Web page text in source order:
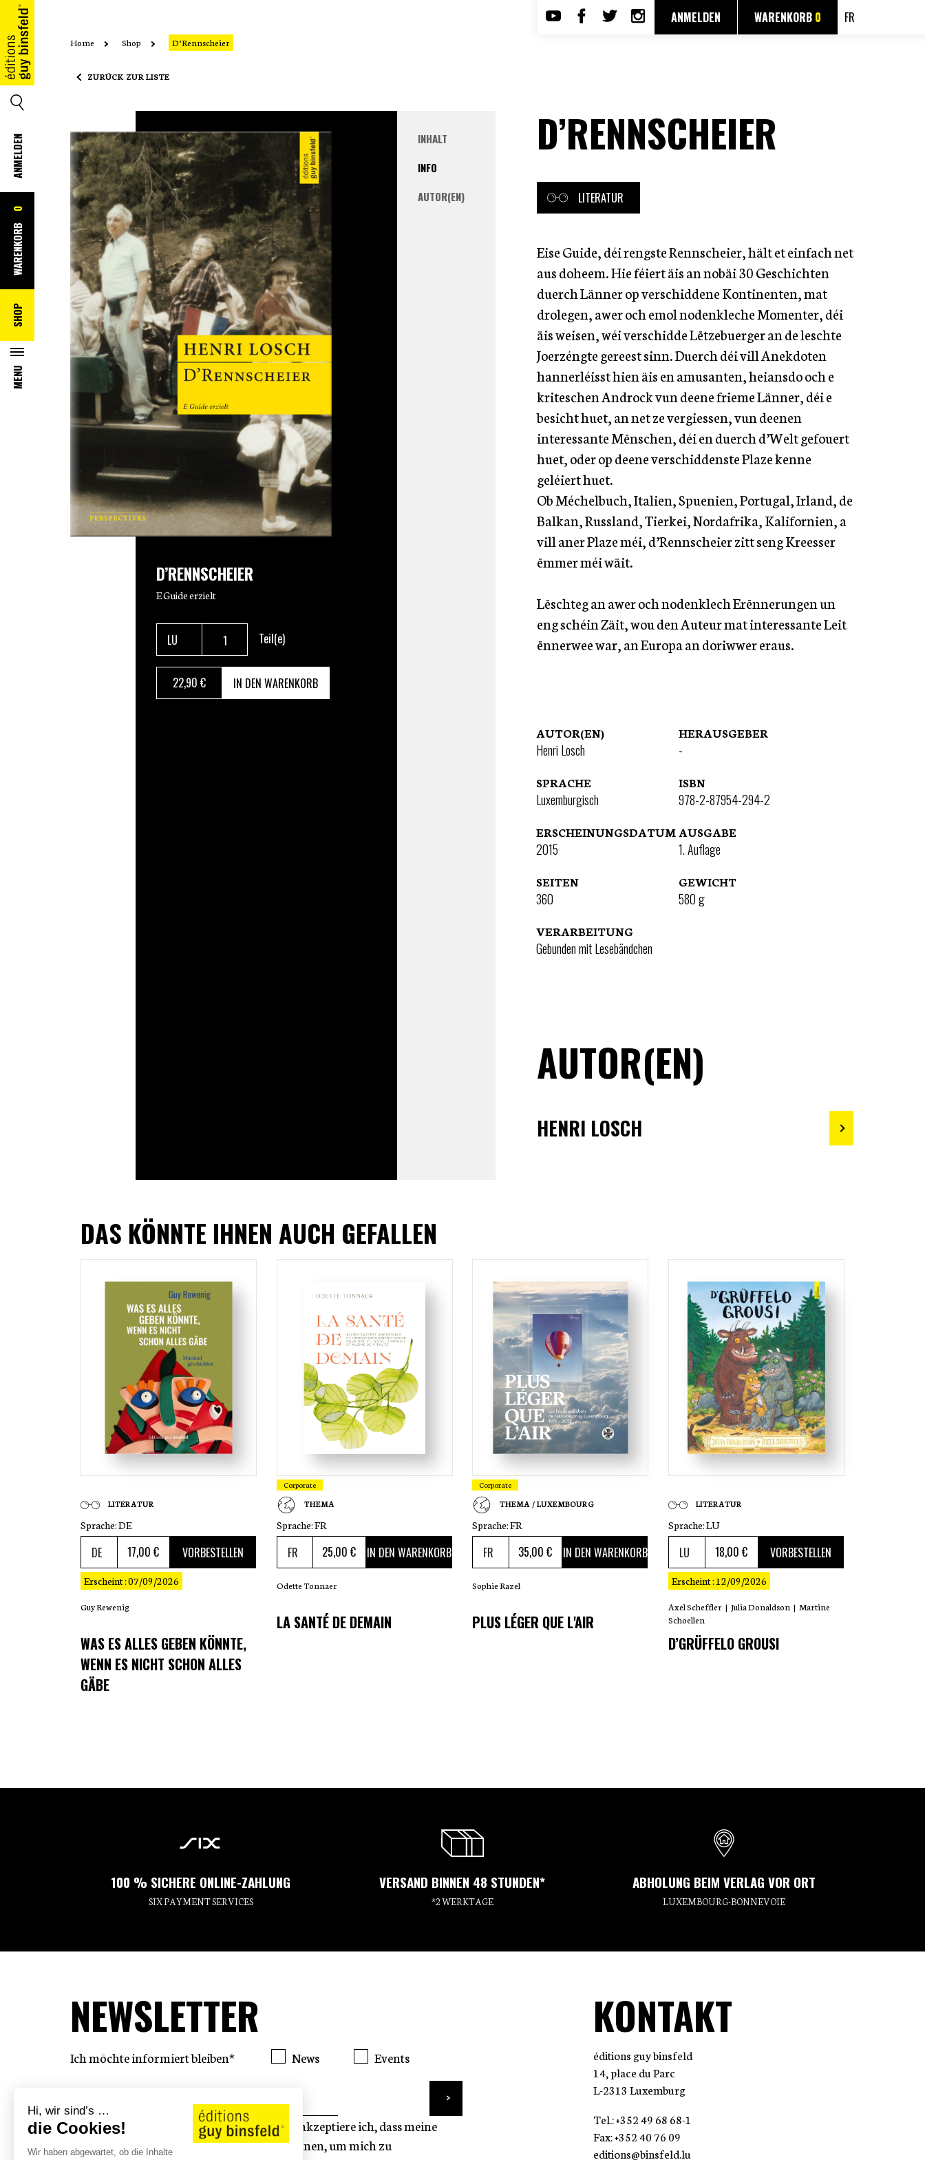
HOME
SUCHE
ANMELDEN
WARENKORB
0
SHOP
MENU
ANMELDEN WARENKORB 0 FR
Home Shop D’Rennscheier
ZURÜCK ZUR LISTE
D’RENNSCHEIER
E Guide erzielt
Teil(e)
22,90 € IN DEN WARENKORB
INHALT
INFO
AUTOR(EN)
D’RENNSCHEIER
LITERATUR
Eise Guide, déi rengste Rennscheier, hält et einfach net
aus doheem. Hie féiert äis an nobäi 30 Geschichten
duerch Länner op verschiddene Kontinenten, mat
drolegen, awer och emol nodenkleche Momenter, déi
äis weisen, wéi verschidde Lëtzebuerger an de leschte
Joerzéngte gereest sinn. Duerch déi vill Anekdoten
hannerléisst hien äis en amusanten, heiansdo och e
kriteschen Androck vun deene frieme Länner, déi e
besicht huet, an net ze vergiessen, vun deenen
interessante Mënschen, déi en duerch d’Welt gefouert
huet, oder op deene verschiddenste Plaze kenne
geléiert huet.
Ob Méchelbuch, Italien, Spuenien, Portugal, Irland, de
Balkan, Russland, Tierkei, Nordafrika, Kalifornien, a
vill aner Plaze méi, d’Rennscheier zitt seng Kreesser
ëmmer méi wäit.
Lëschteg an awer och nodenklech Erënnerungen un
eng schéin Zäit, wou den Auteur mat interessante Leit
ënnerwee war, an Europa an doriwwer eraus.
AUTOR(EN)
Henri Losch
HERAUSGEBER
-
SPRACHE
Luxemburgisch
ISBN
978-2-87954-294-2
ERSCHEINUNGSDATUM
2015
AUSGABE
1. Auflage
SEITEN
360
GEWICHT
580g
VERARBEITUNG
Gebunden mit Lesebändchen
AUTOR(EN)
HENRI LOSCH
DAS KÖNNTE IHNEN AUCH GEFALLEN
LITERATUR
Sprache:DE
17,00 € VORBESTELLEN
Erscheint : 07/09/2026
Guy Rewenig
WAS ES ALLES GEBEN KÖNNTE,
WENN ES NICHT SCHON ALLES
GÄBE
Corporate
THEMA
Sprache:FR
25,00 € IN DEN WARENKORB
Odette Tonnaer
LA SANTÉ DE DEMAIN
Corporate
THEMA / LUXEMBOURG
Sprache:FR
35,00 € IN DEN WARENKORB
Sophie Razel
PLUS LÉGER QUE L'AIR
LITERATUR
Sprache:LU
18,00 € VORBESTELLEN
Erscheint : 12/09/2026
Axel Scheffler | Julia Donaldson | Martine
Schoellen
D’GRÜFFELO GROUSI
100 % SICHERE ONLINE-ZAHLUNG
SIX PAYMENT SERVICES
VERSAND BINNEN 48 STUNDEN*
*2 WERKTAGE
ABHOLUNG BEIM VERLAG VOR ORT
LUXEMBOURG-BONNEVOIE
NEWSLETTER
Ich möchte informiert bleiben* News Events
Mit der Übermittlung dieses Formulars akzeptiere ich, dass meine
persönlichen Daten genutzt werden können, um mich zu
KONTAKT
éditions guy binsfeld
14, place du Parc
L-2313 Luxemburg
Tel.: +352 49 68 68-1
Fax: +352 40 76 09
editions@binsfeld.lu
Hi, wir sind’s …
die Cookies!
Wir haben abgewartet, ob die Inhalte